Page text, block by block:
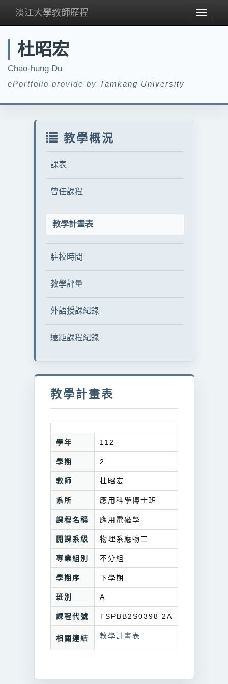
Toggle
淡江大學教師歷程
杜昭宏
Chao-hung Du
ePortfolio provide by Tamkang University
教學概況
課表
曾任課程
教學計畫表
駐校時間
教學評量
外語授課紀錄
遠距課程紀錄
教學計畫表
學年 112
學期 2
教師 杜昭宏
系所 應用科學博士班
課程名稱 應用電磁學
開課系級 物理系應物二
專業組別 不分組
學期序 下學期
班別 A
課程代號 TSPBB2S0398 2A
相關連結 教學計畫表